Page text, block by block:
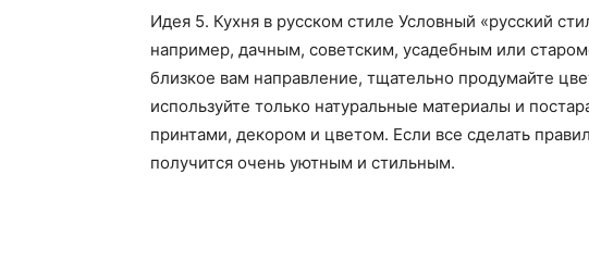
Идея 5. Кухня в русском стиле Условный «русский
например, дачным, советским, усадебным или
близкое вам направление, тщательно продумайте
используйте только натуральные материалы и
принтами, декором и цветом. Если все сделать
получится очень уютным и стильным.